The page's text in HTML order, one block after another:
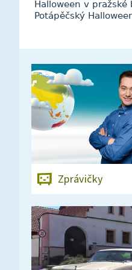
Halloween v
Potápěčský
Zprávičky